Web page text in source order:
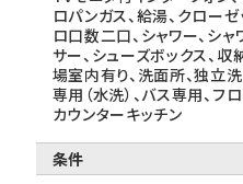
ロパンガス、給湯、クロー
ロ口数二口、シャワー、シャ
サー、シューズボックス、収
場室内有り、洗面所、独立
専用（水洗）、バス専用、フ
カウンターキッチン
条件